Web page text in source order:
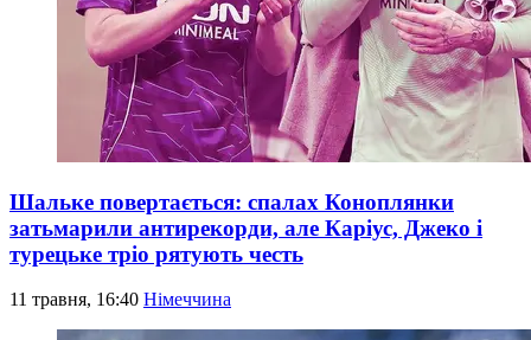
Шальке повертається: спалах Коноплянки
затьмарили антирекорди, але Каріус, Джеко і
турецьке тріо рятують честь
11 травня, 16:40 Німеччина